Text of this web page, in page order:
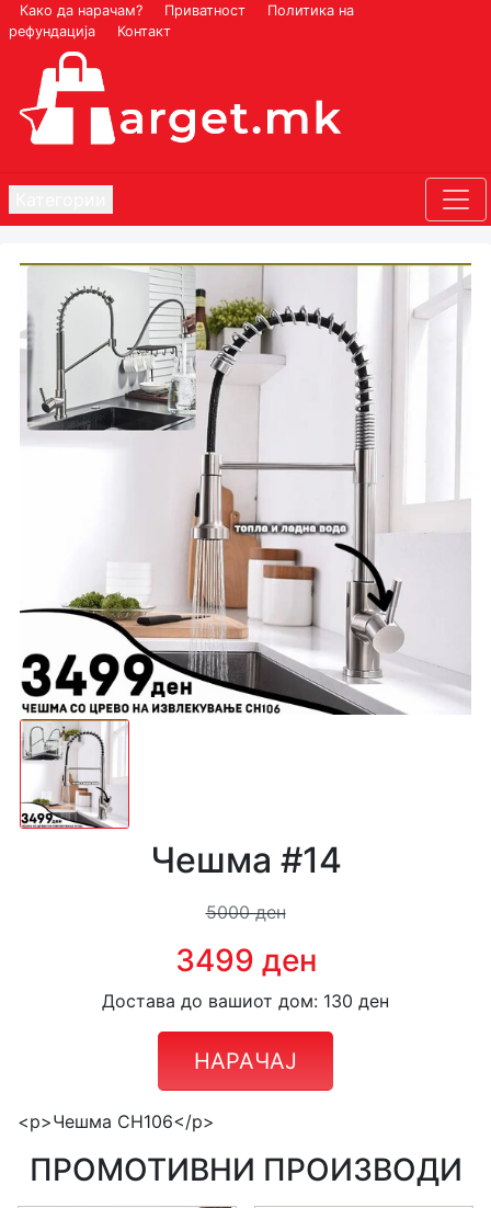
Како да нарачам? Приватност
Политика на
рефундација
Контакт
Чешма #14
5000 ден
3499 ден
Достава до вашиот дом: 130 ден
НАРАЧАЈ
<p>Чешма CH106</p>
ПРОМОТИВНИ ПРОИЗВОДИ